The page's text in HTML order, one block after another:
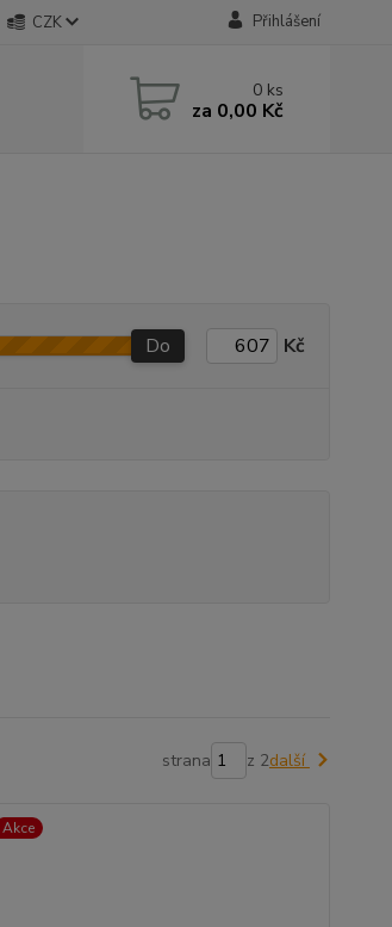
CZK Přihlášení
0 ks
za 0,00 Kč
Do Kč
strana z 2další
Akce